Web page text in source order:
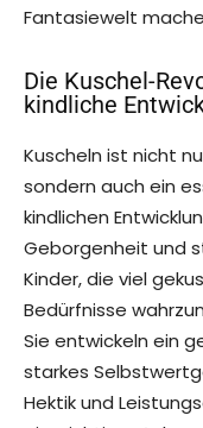
Fantasiewelt
Die Kuschel-
kindliche
Kuscheln ist nicht
sondern auch ein
kindlichen
Geborgenheit und
Kinder, die viel
Bedürfnisse
Sie entwickeln ein
starkes
Hektik und